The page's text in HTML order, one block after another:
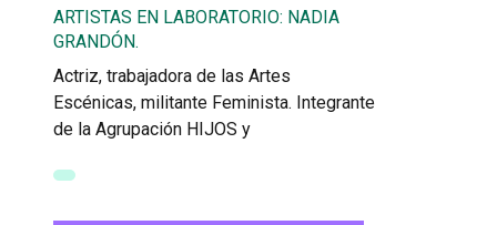
ARTISTAS EN LABORATORIO: NADIA
GRANDÓN.
Actriz, trabajadora de las Artes
Escénicas, militante Feminista. Integrante
de la Agrupación HIJOS y